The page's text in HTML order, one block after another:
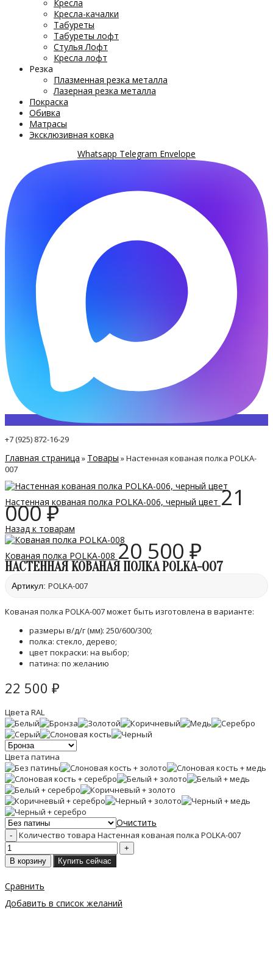
Кресла
Кресла-качалки
Табуреты
Табуреты лофт
Стулья Лофт
Кресла лофт
Резка
Плазменная резка металла
Лазерная резка металла
Покраска
Обивка
Матрасы
Эксклюзивная ковка
Whatsapp Telegram Envelope
+7 (925) 872-16-29
Главная страница » Товары »Настенная кованая полка POLKA-
007
Настенная кованая полка POLKA-006, черный цвет 21
000₽
Назад к товарам
Кованая полка POLKA-008 20 500 ₽
НАСТЕННАЯ КОВАНАЯ ПОЛКА POLKA-007
Артикул: POLKA-007
Кованая полка POLKA-007 может быть изготовлена в варианте:
размеры в/д/г (мм): 250/600/300;
полка: стекло, дерево;
цвет покраски: на выбор;
патина: по желанию
22 500 ₽
Цвета RAL
Цвета патина
Очистить
Количество товара Настенная кованая полка POLKA-007
В корзину Купить сейчас
Сравнить
Добавить в список желаний